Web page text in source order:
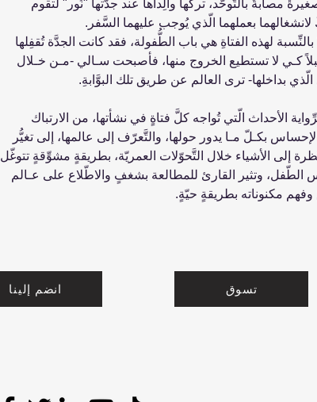
مصابةٌ بالتَّوحُّد، تركَها والِداها عند جدَّتها "نُور" لتقوم
لانشغالهما بعملهما الّذي يُوجب عليهما السَّفر.
بالنِّسبة لهذه الفتاةِ هي باب الطُّفولة، فقد كانت الجدَّة تُقفِلها
كـي لا تستطيع الخروج منها، فأصبحت سـالي -مـن خـلال
بداخلها- ترى العالم عن طريق تلك البوَّابةِ.
الأحداث الّتي تُواجه كلَّ فتاةٍ في نشأتها، من الارتباك
بكـلّ مـا يدور حولها، والتَّعرّف إلى عالمها، إلى تغيُّر
إلى الأشياء خلال التَّحوّلات العمريّة، بطريقةٍ مشوِّقةٍ تتوغّل
وتثير القارئ للمطالعة بشغفٍ والاطّلاع على عـالم
مكنوناته بطريقةٍ حيّةٍ.
انضم إلينا تسوق